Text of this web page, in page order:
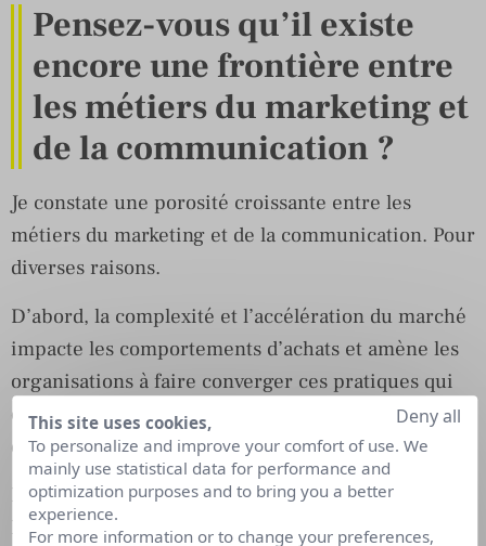
Pensez-vous qu’il existe
encore une frontière entre
les métiers du marketing et
de la communication ?
Je constate une porosité croissante entre les
métiers du marketing et de la communication. Pour
diverses raisons.
D’abord, la complexité et l’accélération du marché
impacte les comportements d’achats et amène les
organisations à faire converger ces pratiques qui
ont toute leur place dans le tunnel d’acquisition ou
de conversion du client
Ensuite parce que, dans une société de services en
B to B, ce sont les mêmes personnes qui vendent le
This site uses cookies,
To personalize and improve your comfort of use. We
mainly use statistical data for performance and
optimization purposes and to bring you a better
experience.
For more information or to change your preferences,
Deny all